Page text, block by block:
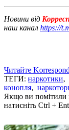
Новини від
наш канал https://
Читайте
ТЕГИ: наркотики,
конопля,
Якщо ви помітили
натисніть Ctrl +